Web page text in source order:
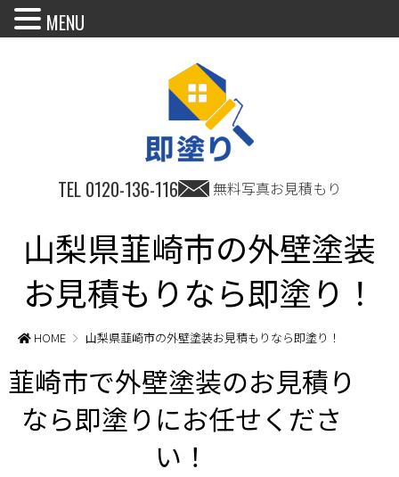
TEL 0120-136-116 無料写真お見積もり
山梨県韮崎市の外壁塗装
お見積もりなら即塗り！
HOME 山梨県韮崎市の外壁塗装お見積もりなら即塗り！
韮崎市で外壁塗装のお見積り
なら即塗りにお任せくださ
い！
MENU